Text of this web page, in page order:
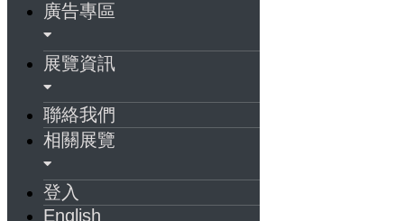
廣告專區
展覽資訊
聯絡我們
相關展覽
登入
English